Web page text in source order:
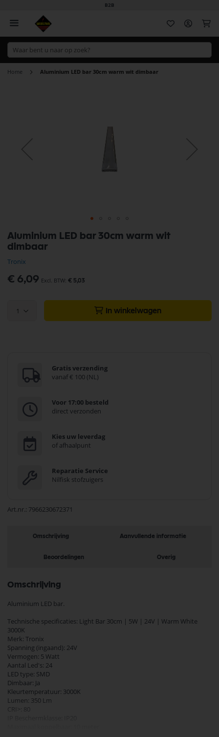
B2B
Home Aluminium LED bar 30cm warm wit dimbaar
Aluminium LED bar 30cm warm wit
dimbaar
Tronix
€ 6,09 € 5,03
1 In winkelwagen
Gratis verzending
vanaf € 100 (NL)
Voor 17:00 besteld
direct verzonden
Kies uw leverdag
of afhaalpunt
Reparatie Service
Nilfisk stofzuigers
Art.nr. 7966230672371
naar
het
van
de
afbeeldingen-
Omschrijving Aanvullende informatie
Beoordelingen Overig
Omschrijving
Aluminium LED bar.
Technische specificaties: Light Bar 30cm | 5W | 24V | Warm White
3000K
Merk: Tronix
Spanning (ingaand): 24V
Vermogen: 5 Watt
Aantal Led's: 24
LED type: SMD
Dimbaar: Ja
Kleurtemperatuur: 3000K
Lumen: 350 Lm
CRI>: 80